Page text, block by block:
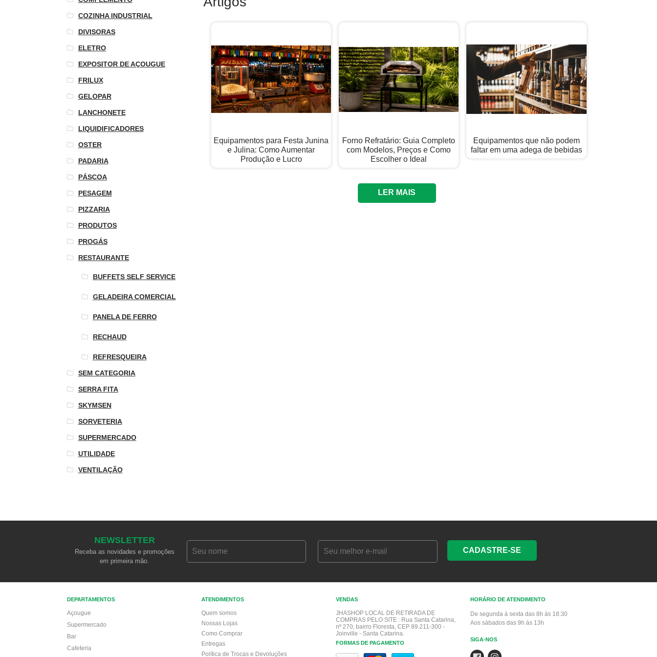
Equipamentos para Festa Junina
e Julina: Como Aumentar
Produção e Lucro
Forno Refratário: Guia Completo
com Modelos, Preços e Como
Escolher o Ideal
Equipamentos que não podem
faltar em uma adega de bebidas
LER MAIS
COZINHA INDUSTRIAL
DIVISORAS
ELETRO
EXPOSITOR DE AÇOUGUE
FRILUX
GELOPAR
LANCHONETE
LIQUIDIFICADORES
OSTER
PADARIA
PÁSCOA
PESAGEM
PIZZARIA
PRODUTOS
PROGÁS
RESTAURANTE
BUFFETS SELF SERVICE
GELADEIRA COMERCIAL
PANELA DE FERRO
RECHAUD
REFRESQUEIRA
SEM CATEGORIA
SERRA FITA
SKYMSEN
SORVETERIA
SUPERMERCADO
UTILIDADE
VENTILAÇÃO
NEWSLETTER
Receba as novidades e promoções
em primeira mão.
CADASTRE-SE
DEPARTAMENTOS
Açougue
Supermercado
Bar
Cafeteria
ATENDIMENTOS
Quem somos
Nossas Lojas
Como Comprar
Entregas
Política de Trocas e Devoluções
VENDAS
JHASHOP LOCAL DE RETIRADA DE
COMPRAS PELO SITE : Rua Santa Catarina,
nº 270, bairro Floresta, CEP 89.211-300 -
Joinville - Santa Catarina.
FORMAS DE PAGAMENTO
HORÁRIO DE ATENDIMENTO
De segunda à sexta das 8h às 18:30
Aos sábados das 9h às 13h
SIGA-NOS